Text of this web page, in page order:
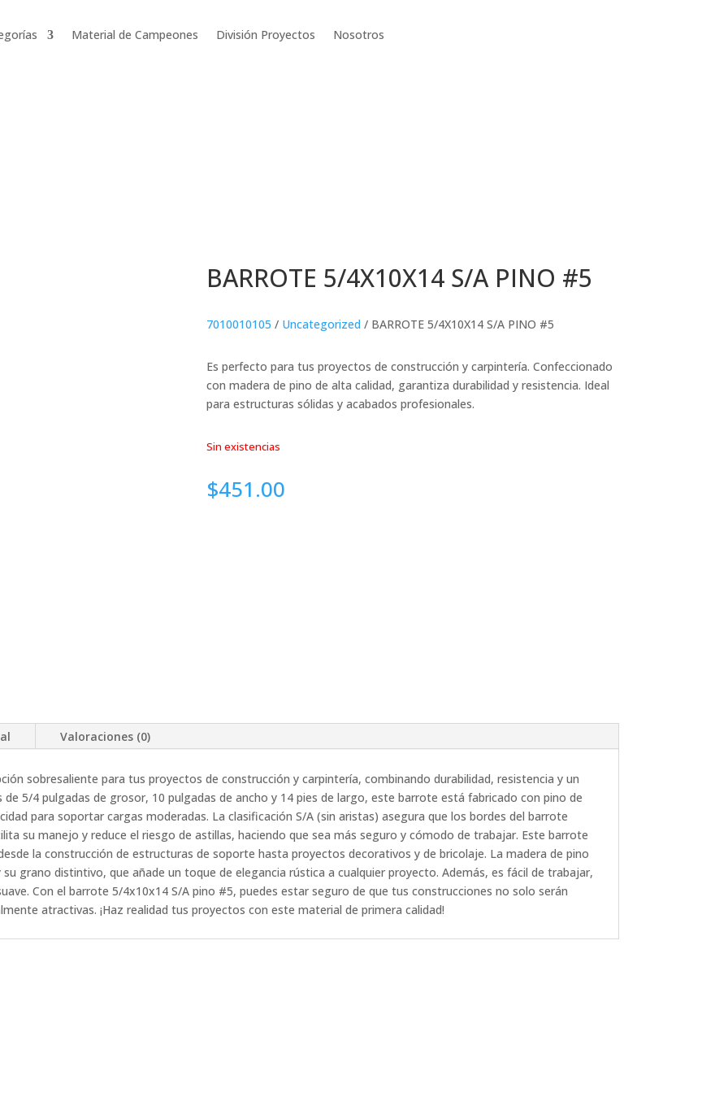
Material de Campeones División Proyectos Nosotros
BARROTE 5/4X10X14 S/A PINO #5
7010010105 / Uncategorized / BARROTE 5/4X10X14 S/A PINO #5
Es perfecto para tus proyectos de construcción y carpintería. Confeccionado
con madera de pino de alta calidad, garantiza durabilidad y resistencia. Ideal
para estructuras sólidas y acabados profesionales.
Sin existencias
$451.00
Valoraciones (0)
sobresaliente para tus proyectos de construcción y carpintería, combinando durabilidad, resistencia y un
5/4 pulgadas de grosor, 10 pulgadas de ancho y 14 pies de largo, este barrote está fabricado con pino de
para soportar cargas moderadas. La clasificación S/A (sin aristas) asegura que los bordes del barrote
su manejo y reduce el riesgo de astillas, haciendo que sea más seguro y cómodo de trabajar. Este barrote
la construcción de estructuras de soporte hasta proyectos decorativos y de bricolaje. La madera de pino
grano distintivo, que añade un toque de elegancia rústica a cualquier proyecto. Además, es fácil de trabajar,
Con el barrote 5/4x10x14 S/A pino #5, puedes estar seguro de que tus construcciones no solo serán
atractivas. ¡Haz realidad tus proyectos con este material de primera calidad!